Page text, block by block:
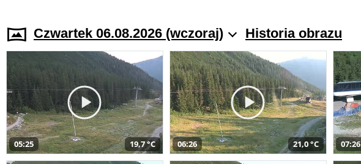
Czwartek 06.08.2026 (wczoraj) Historia obrazu
05:25 19,7 °C 06:26 21,0 °C 07:26